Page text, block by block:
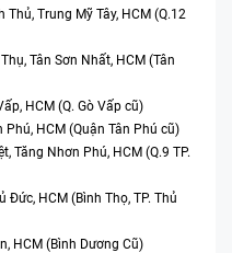
Thủ, Trung Mỹ Tây, HCM (Q.12
Tân Sơn Nhất, HCM (Tân
HCM (Q. Gò Vấp cũ)
Phú, HCM (Quận Tân Phú cũ)
Tăng Nhơn Phú, HCM (Q.9 TP.
Đức, HCM (Bình Thọ, TP. Thủ
HCM (Bình Dương Cũ)